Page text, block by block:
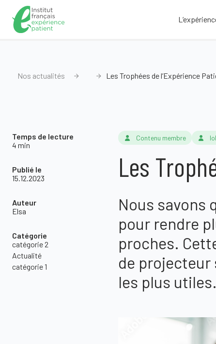
Nos actualités Les Trophées de l’Expérience
Temps de lecture
4 min
Publié le
15.12.2023
Auteur
Elsa
Catégorie
catégorie 2
Actualité
catégorie 1
Contenu membre lol
Les
Nous savons
pour rendre
proches.
de projecteur
les plus utiles.